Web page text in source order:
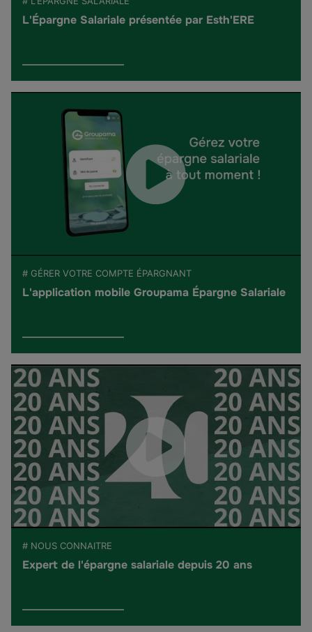
L'Épargne Salariale présentée par Esth'ERE
# GÉRER VOTRE COMPTE ÉPARGNANT
L'application mobile Groupama Épargne Salariale
# NOUS CONNAITRE
Expert de l'épargne salariale depuis 20 ans